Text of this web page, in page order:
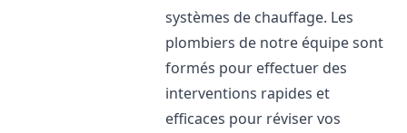
systèmes de chauffage. Les
plombiers de notre équipe sont
formés pour effectuer des
interventions rapides et
efficaces pour réviser vos